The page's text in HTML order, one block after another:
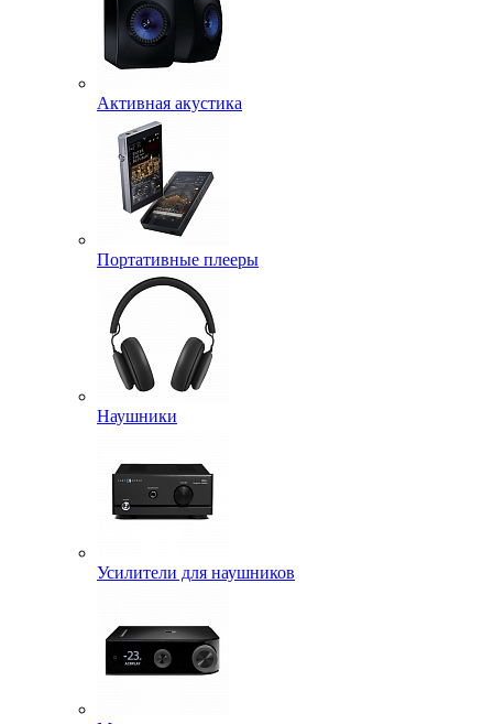
Активная акустика
Портативные плееры
Наушники
Усилители для наушников